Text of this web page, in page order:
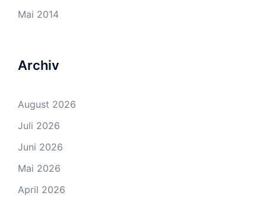
Mai 2014
Archiv
August 2026
Juli 2026
Juni 2026
Mai 2026
April 2026